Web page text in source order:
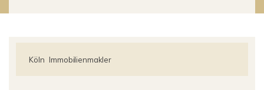
Köln Immobilienmakler